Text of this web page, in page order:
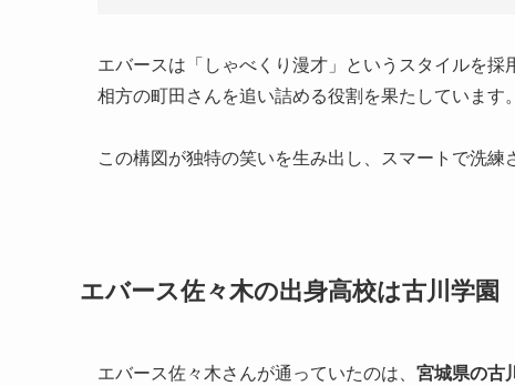
エバースは「しゃべくり漫才」というスタイルを
相方の町田さんを追い詰める役割を果たしています。
この構図が独特の笑いを生み出し、スマートで洗練
エバース佐々木の出身高校は古川学園
エバース佐々木さんが通っていたのは、 宮城県の古